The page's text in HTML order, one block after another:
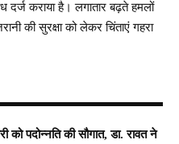
दर्ज कराया है। लगातार बढ़ते हमलों
की सुरक्षा को लेकर चिंताएं गहरा
को पदोन्नति की सौगात, डा. रावत ने